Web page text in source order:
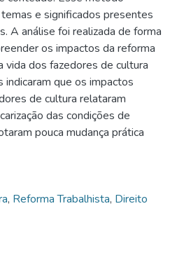
e significados presentes
A análise foi realizada de forma
os impactos da reforma
vida dos fazedores de cultura
que os impactos
de cultura relataram
das condições de
pouca mudança prática
, Reforma Trabalhista, Direito